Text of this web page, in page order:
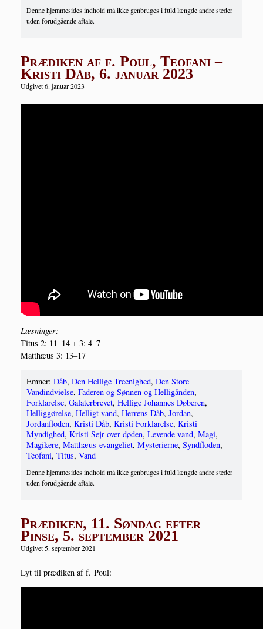
Denne hjemmesides indhold må ikke genbruges i fuld længde andre steder
uden forudgående aftale.
Prædiken af f. Poul, Teofani –
Kristi Dåb, 6. januar 2023
Udgivet 6. januar 2023
Læs­nin­ger:
Titus 2: 11–14 + 3: 4–7
Mat­t­hæus 3: 13–17
Emner: Dåb, Den Hellige Treenighed, Den Store
Vandindvielse, Faderen og Sønnen og Helligånden,
Forklarelse, Galaterbrevet, Hellige Johannes Døberen,
Helliggørelse, Helligt vand, Herrens Dåb, Jordan,
Jordanfloden, Kristi Dåb, Kristi Forklarelse, Kristi
Myndighed, Kristi Sejr over døden, Levende vand, Magi,
Magikere, Matthæus-evangeliet, Mysterierne, Syndfloden,
Teofani, Titus, Vand
Denne hjemmesides indhold må ikke genbruges i fuld længde andre steder
uden forudgående aftale.
Prædiken, 11. Søndag efter
Pinse, 5. september 2021
Udgivet 5. september 2021
Lyt til præ­di­ken af f. Poul: